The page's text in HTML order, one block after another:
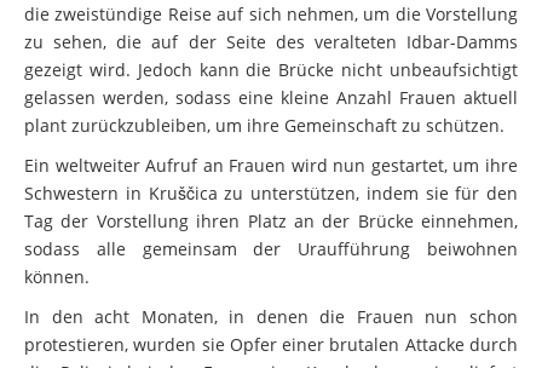
die zweistündige Reise auf sich nehmen, um die Vorstellung
zu sehen, die auf der Seite des veralteten Idbar-Damms
gezeigt wird. Jedoch kann die Brücke nicht unbeaufsichtigt
gelassen werden, sodass eine kleine Anzahl Frauen aktuell
plant zurückzubleiben, um ihre Gemeinschaft zu schützen.
Ein weltweiter Aufruf an Frauen wird nun gestartet, um ihre
Schwestern in Kruščica zu unterstützen, indem sie für den
Tag der Vorstellung ihren Platz an der Brücke einnehmen,
sodass alle gemeinsam der Uraufführung beiwohnen
können.
In den acht Monaten, in denen die Frauen nun schon
protestieren, wurden sie Opfer einer brutalen Attacke durch